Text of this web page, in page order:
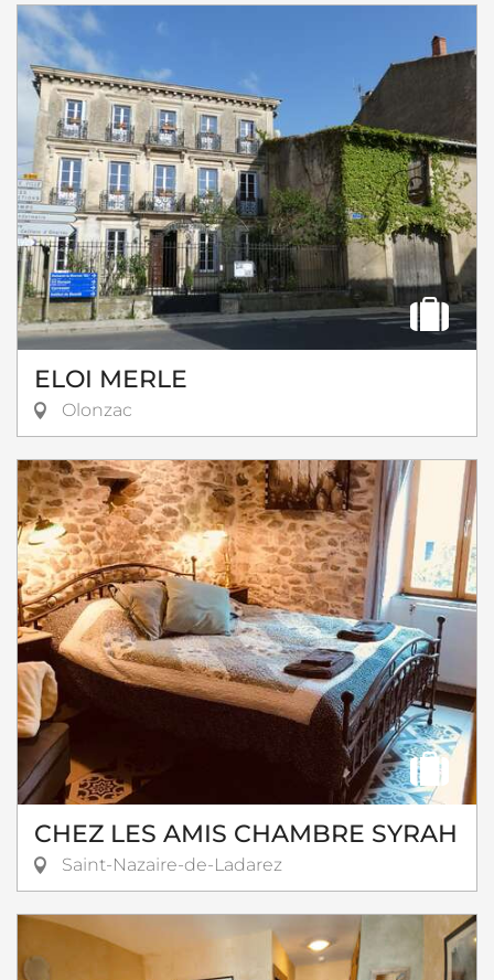
ELOI MERLE
Olonzac
CHEZ LES AMIS CHAMBRE SYRAH
Saint-Nazaire-de-Ladarez